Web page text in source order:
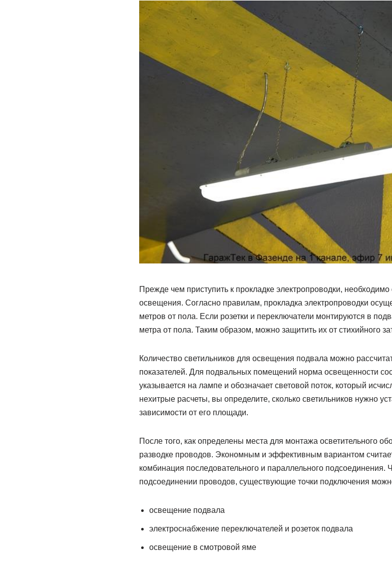
Прежде чем приступить к прокладке электропроводки,
освещения. Согласно правилам, прокладка электропроводки
метров от пола. Если розетки и переключатели монтируются в
метра от пола. Таким образом, можно защитить их от стихийного
Количество светильников для освещения подвала можно
показателей. Для подвальных помещений норма освещенности
указывается на лампе и обозначает световой поток, который
нехитрые расчеты, вы определите, сколько светильников нужно
зависимости от его площади.
После того, как определены места для монтажа осветительного
разводке проводов. Экономным и эффективным вариантом
комбинация последовательного и параллельного подсоединения.
подсоединении проводов, существующие точки подключения
освещение подвала
электроснабжение переключателей и розеток подвала
освещение в смотровой яме